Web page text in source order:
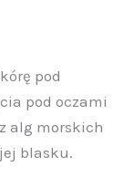
pod
pod oczami
alg morskich
blasku.